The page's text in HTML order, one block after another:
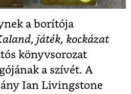
a borítója
játék, kockázat
könyvsorozat
a szívét. A
Ian Livingstone